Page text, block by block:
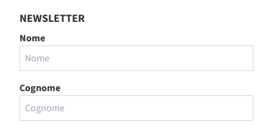
NEWSLETTER
Nome
Cognome